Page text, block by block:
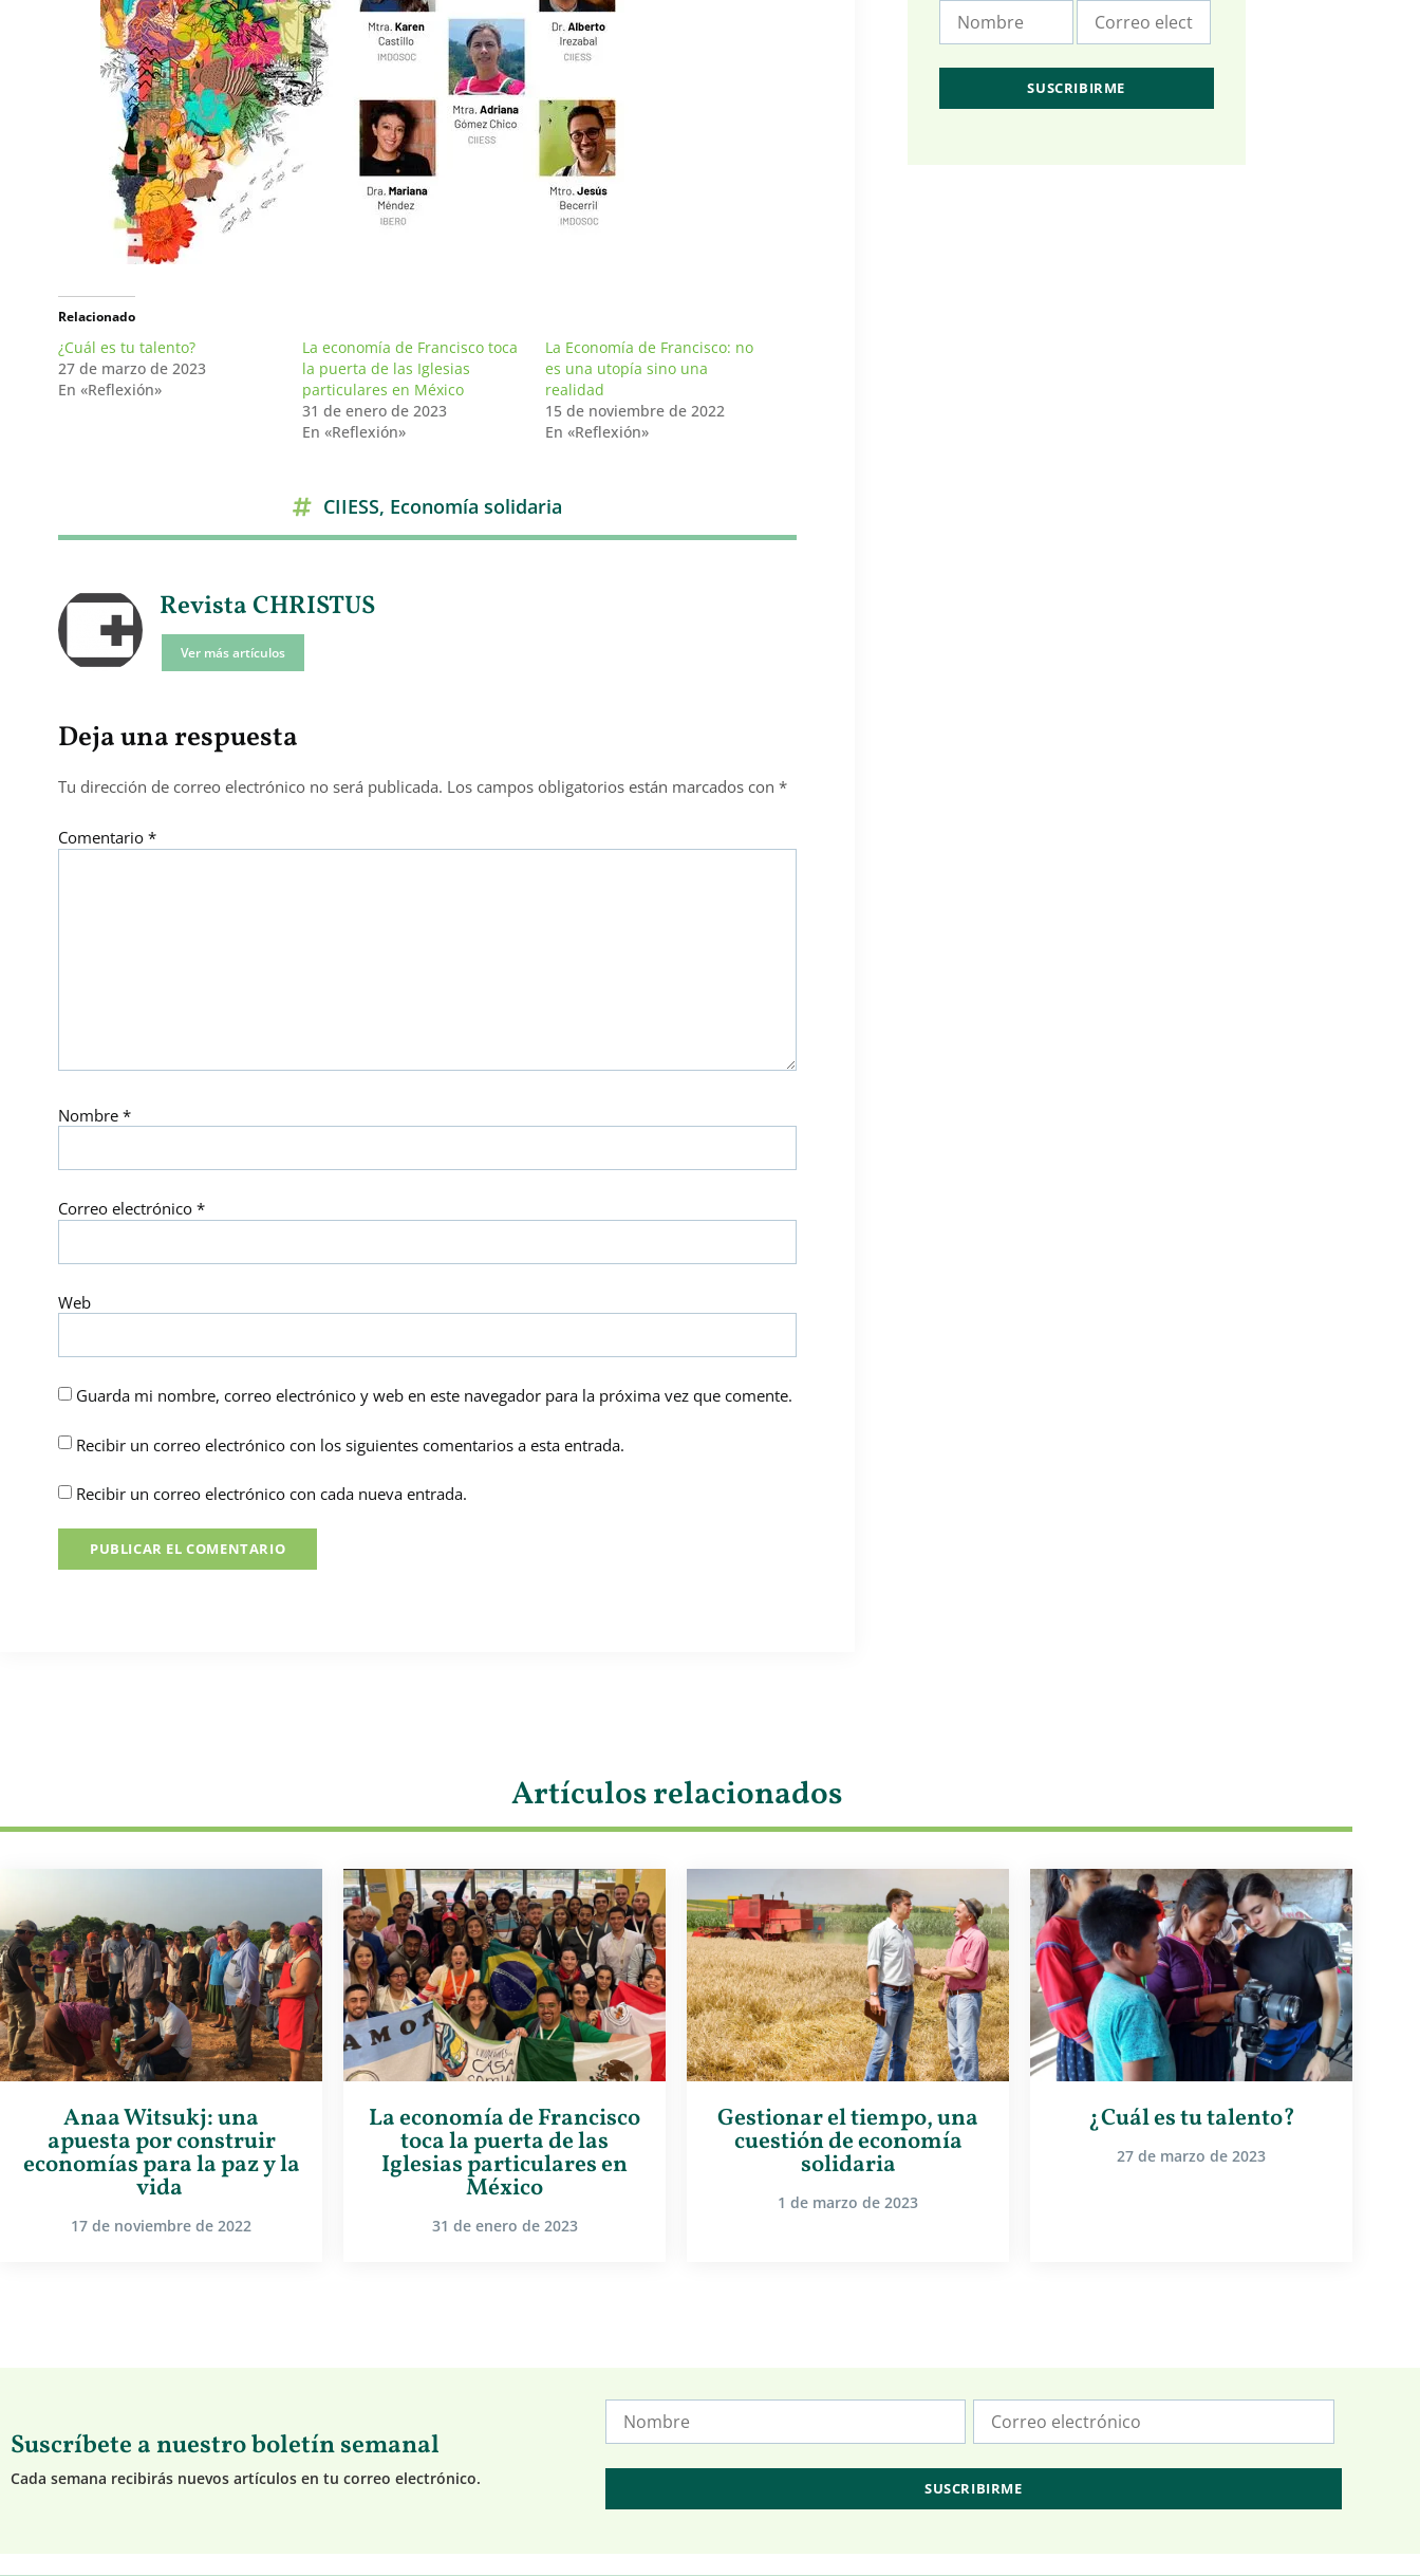
Relacionado
¿Cuál es tu talento?
27 de marzo de 2023
En «Reflexión»
La economía de Francisco toca
la puerta de las Iglesias
particulares en México
31 de enero de 2023
En «Reflexión»
La Economía de Francisco: no
es una utopía sino una
realidad
15 de noviembre de 2022
En «Reflexión»
CIIESS, Economía solidaria
Revista CHRISTUS
Ver más artículos
Deja una respuesta
Tu dirección de correo electrónico no será publicada. Los campos obligatorios están marcados con *
Comentario *
Nombre *
Correo electrónico *
Web
Guarda mi nombre, correo electrónico y web en este navegador para la próxima vez que comente.
Recibir un correo electrónico con los siguientes comentarios a esta entrada.
Recibir un correo electrónico con cada nueva entrada.
Artículos relacionados
Anaa Witsukj: una
apuesta por construir
economías para la paz y la
vida
17 de noviembre de 2022
La economía de Francisco
toca la puerta de las
Iglesias particulares en
México
31 de enero de 2023
Gestionar el tiempo, una
cuestión de economía
solidaria
1 de marzo de 2023
¿Cuál es tu talento?
27 de marzo de 2023
Suscríbete a nuestro boletín semanal
Cada semana recibirás nuevos artículos en tu correo electrónico.